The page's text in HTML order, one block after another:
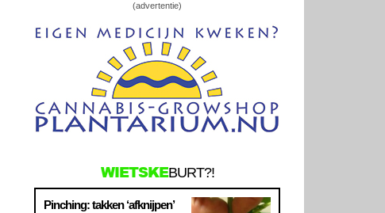
(advertentie)
WIETSKEBURT?!
Pinching: takken ‘afknijpen’